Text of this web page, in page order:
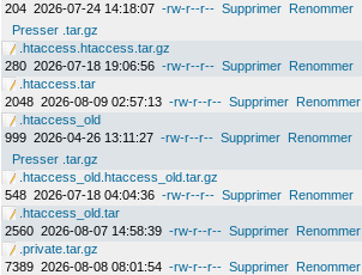
204 2026-07-24 14:18:07 -rw-r--r-- Supprimer Renommer
Presser .tar.gz
.htaccess.htaccess.tar.gz
280 2026-07-18 19:06:56 -rw-r--r-- Supprimer Renommer
.htaccess.tar
2048 2026-08-09 02:57:13 -rw-r--r-- Supprimer Renommer
.htaccess_old
999 2026-04-26 13:11:27 -rw-r--r-- Supprimer Renommer
Presser .tar.gz
.htaccess_old.htaccess_old.tar.gz
548 2026-07-18 04:04:36 -rw-r--r-- Supprimer Renommer
.htaccess_old.tar
2560 2026-08-07 14:58:39 -rw-r--r-- Supprimer Renommer
.private.tar.gz
7389 2026-08-08 08:01:54 -rw-r--r-- Supprimer Renommer